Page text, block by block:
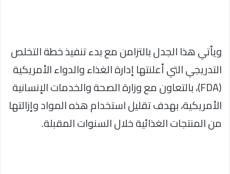
ويأتي هذا الجدل بالتزامن مع بدء تنفيذ خطة التخلص
التدريجي التي أعلنتها إدارة الغذاء والدواء الأمريكية
(FDA)، بالتعاون مع وزارة الصحة والخدمات الإنسانية
الأمريكية، بهدف تقليل استخدام هذه المواد وإزالتها
من المنتجات الغذائية خلال السنوات المقبلة.